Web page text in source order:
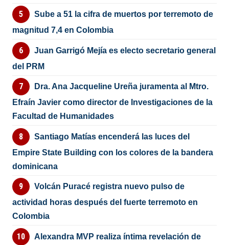
Sube a 51 la cifra de muertos por terremoto de
magnitud 7,4 en Colombia
Juan Garrigó Mejía es electo secretario general
del PRM
Dra. Ana Jacqueline Ureña juramenta al Mtro.
Efraín Javier como director de Investigaciones de la
Facultad de Humanidades
Santiago Matías encenderá las luces del
Empire State Building con los colores de la bandera
dominicana
Volcán Puracé registra nuevo pulso de
actividad horas después del fuerte terremoto en
Colombia
Alexandra MVP realiza íntima revelación de